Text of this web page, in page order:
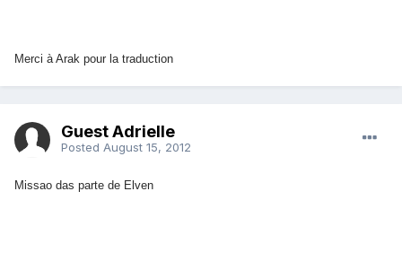
Merci à Arak pour la traduction
Guest Adrielle
Posted August 15, 2012
Missao das parte de Elven